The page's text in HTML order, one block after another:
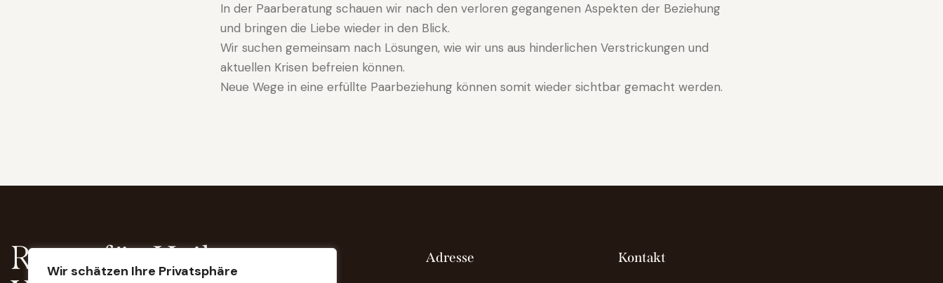
Wir schätzen Ihre Privatsphäre
In der Paarberatung schauen wir nach den verloren gegangenen Aspekten der Beziehung
und bringen die Liebe wieder in den Blick.
Wir suchen gemeinsam nach Lösungen, wie wir uns aus hinderlichen Verstrickungen und
aktuellen Krisen befreien können.
Neue Wege in eine erfüllte Paarbeziehung können somit wieder sichtbar gemacht werden.
Raum für Heilung,
Adresse Kontakt